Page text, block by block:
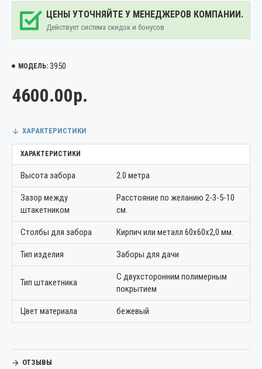
ЦЕНЫ УТОЧНЯЙТЕ У МЕНЕДЖЕРОВ КОМПАНИИ.
Действует система скидок и бонусов
МОДЕЛЬ: 3950
4600.00р.
ХАРАКТЕРИСТИКИ
ХАРАКТЕРИСТИКИ
Высота забора 2.0 метра
Зазор между
штакетником
Расстояние по желанию 2-3-5-10
см.
Столбы для забора Кирпич или металл 60х60х2,0 мм.
Тип изделия Заборы для дачи
Тип штакетника
С двухсторонним полимерным
покрытием
Цвет материала бежевый
ОТЗЫВЫ